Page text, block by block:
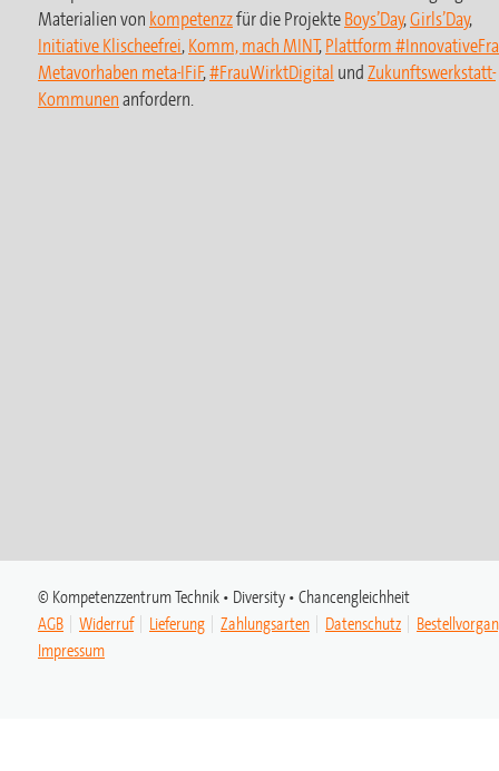
Materialien von kompetenzzfür die ProjekteBoys’Day,Girls’Day,
Initiative Klischeefrei,Komm, mach MINT,Plattform
Metavorhaben meta-IFiF,#FrauWirktDigital undZukunftswerkstatt-
Kommunenanfordern.
© Kompetenzzentrum Technik • Diversity • Chancengleichheit
AGB
Widerruf Lieferung Zahlungsarten Datenschutz
Impressum